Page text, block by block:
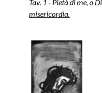
Tav. 1 - Pietà di me, o
misericordia.